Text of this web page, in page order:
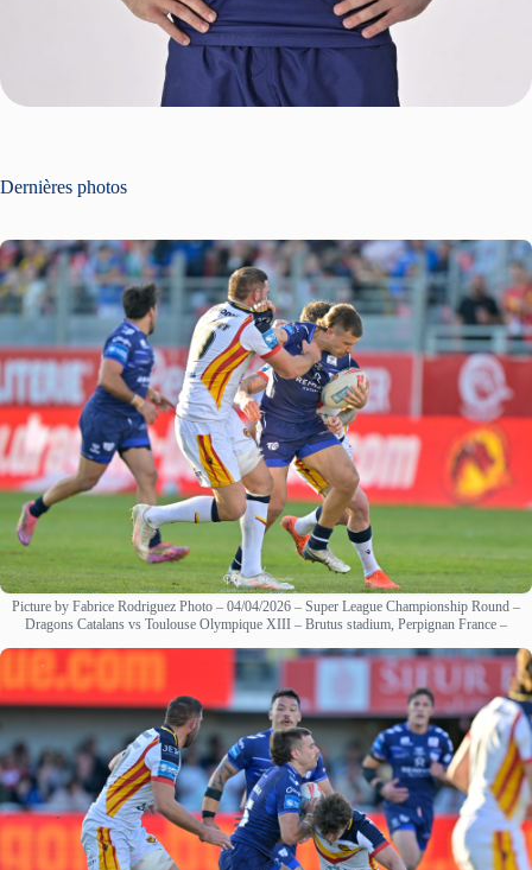
Dernières photos
Picture by Fabrice Rodriguez Photo – 04/04/2026 – Super League Championship Round –
Dragons Catalans vs Toulouse Olympique XIII – Brutus stadium, Perpignan France –